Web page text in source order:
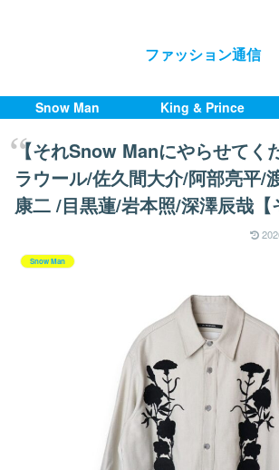
ファッション通信
Snow Man King & Prince
【それSnow Manにやらせてく
ラウール/佐久間大介/阿部亮平/
康二 /目黒蓮/岩本照/深澤辰哉【
Snow Man